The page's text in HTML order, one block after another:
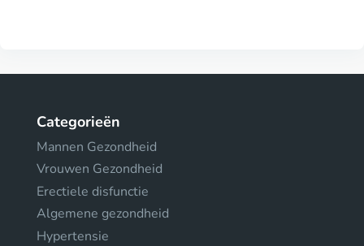
Categorieën
Mannen Gezondheid
Vrouwen Gezondheid
Erectiele disfunctie
Algemene gezondheid
Hypertensie